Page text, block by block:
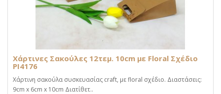
Χάρτινες Σακούλες 12τεμ. 10cm με Floral Σχέδιο
PI4176
Χάρτινη σακούλα συσκευασίας craft, με floral σχέδιο. Διαστάσεις:
9cm x 6cm x 10cm Διατίθετ..